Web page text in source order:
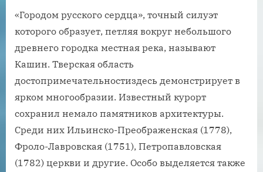
«Городом русского сердца», точный силуэт
которого образует, петляя вокруг небольшого
древнего городка местная река, называют
Кашин. Тверская область
достопримечательностиздесь демонстрирует в
ярком многообразии. Известный курорт
сохранил немало памятников архитектуры.
Среди них Ильинско-Преображенская (1778),
Фроло-Лавровская (1751), Петропавловская
(1782) церкви и другие. Особо выделяется также